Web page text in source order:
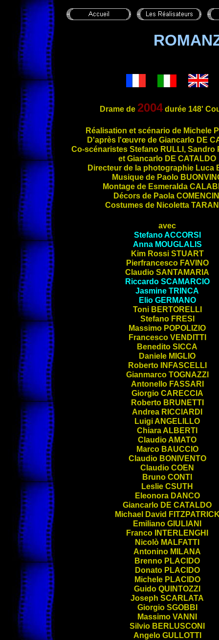
Drame de 2004durée 148'
Réalisation et scénario de Michele
D'après l'œuvre de Giancarlo DE
Co-scénaristes Stefano RULLI, Sandro
et Giancarlo DE CATALDO
Directeur de la photographie Luca
Musique de Paolo
Montage de Esmeralda
Décors de Paola
Costumes de Nicoletta
avec
StefanoACCORSI
Anna MOUGLALIS
Kim Rossi STUART
Pierfrancesco FAVINO
Claudio SANTAMARIA
Riccardo SCAMARCIO
Jasmine TRINCA
Elio GERMANO
Toni BERTORELLI
Stefano FRESI
Massimo POPOLIZIO
Francesco VENDITTI
Benedito SICCA
Daniele MIGLIO
Roberto INFASCELLI
Gianmarco TOGNAZZI
Antonello FASSARI
Giorgio CARECCIA
Roberto BRUNETTI
Andrea RICCIARDI
Luigi ANGELILLO
Chiara ALBERTI
Claudio AMATO
Marco BAUCCIO
Claudio BONIVENTO
Claudio COEN
Bruno CONTI
Leslie CSUTH
Eleonora DANCO
Giancarlo DE CATALDO
Michael David
Emiliano GIULIANI
Franco INTERLENGHI
Nicolò MALFATTI
Antonino MILANA
Brenno PLACIDO
Donato PLACIDO
Michele PLACIDO
Guido QUINTOZZI
Joseph SCARLATA
Giorgio SGOBBI
Massimo VANNI
Silvio BERLUSCONI
Angelo GULLOTTI